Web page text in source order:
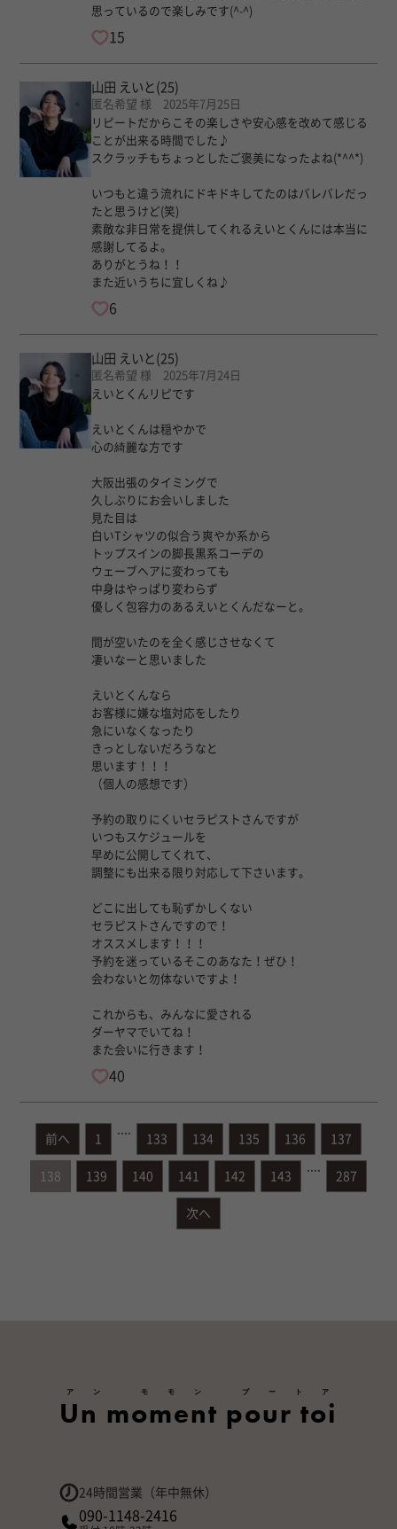
思っているので楽しみです(^-^)
15
山田 えいと (25)
匿名希望 様 2025年7月25日
リピートだからこその楽しさや安心感を改めて感じる
ことが出来る時間でした♪
スクラッチもちょっとしたご褒美になったよね(*^^*)
いつもと違う流れにドキドキしてたのはバレバレだっ
たと思うけど(笑)
素敵な非日常を提供してくれるえいとくんには本当に
感謝してるよ。
ありがとうね！！
また近いうちに宜しくね♪
6
山田 えいと (25)
匿名希望 様 2025年7月24日
えいとくんリピです
えいとくんは穏やかで
心の綺麗な方です
大阪出張のタイミングで
久しぶりにお会いしました
見た目は
白いTシャツの似合う爽やか系から
トップスインの脚長黒系コーデの
ウェーブヘアに変わっても
中身はやっぱり変わらず
優しく包容力のあるえいとくんだなーと。
間が空いたのを全く感じさせなくて
凄いなーと思いました
えいとくんなら
お客様に嫌な塩対応をしたり
急にいなくなったり
きっとしないだろうなと
思います！！！
（個人の感想です）
予約の取りにくいセラピストさんですが
いつもスケジュールを
早めに公開してくれて、
調整にも出来る限り対応して下さいます。
どこに出しても恥ずかしくない
セラピストさんですので！
オススメします！！！
予約を迷っているそこのあなた！ぜひ！
会わないと勿体ないですよ！
これからも、みんなに愛される
ダーヤマでいてね！
また会いに行きます！
40
前へ 1 133 134 135 136 137
138 139 140 141 142 143 287
次へ
Un moment pour toi
アン モモン プートア
24時間営業（年中無休）
090-1148-2416